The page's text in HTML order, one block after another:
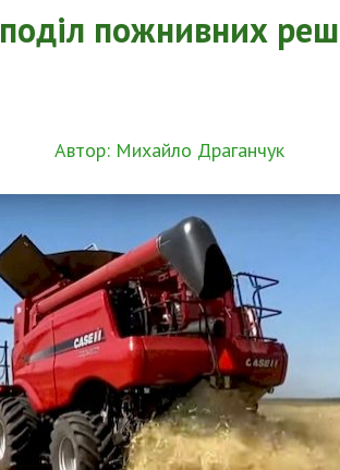
пожнивних
Автор: Михайло Драганчук